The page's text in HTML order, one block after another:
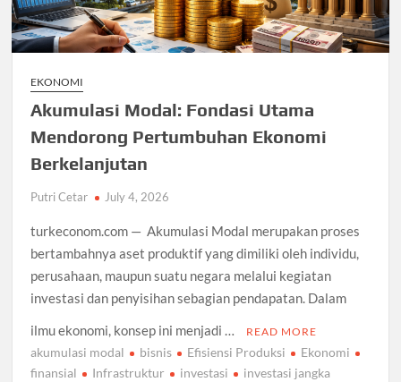
EKONOMI
Akumulasi Modal: Fondasi Utama
Mendorong Pertumbuhan Ekonomi
Berkelanjutan
Putri Cetar July 4, 2026
turkeconom.com — Akumulasi Modal merupakan proses
bertambahnya aset produktif yang dimiliki oleh individu,
perusahaan, maupun suatu negara melalui kegiatan
investasi dan penyisihan sebagian pendapatan. Dalam
ilmu ekonomi, konsep ini menjadi …
READ MORE
akumulasi modal bisnis Efisiensi Produksi
Ekonomi
finansial
Infrastruktur investasi
investasi jangka